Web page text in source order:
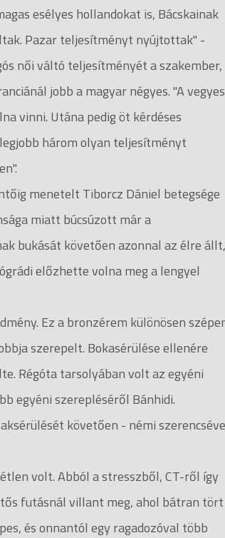
esélyes hollandokat is, Bácskainak
Pazar teljesítményt nyújtottak" -
női váltó teljesítményét a szakember,
jobb a magyar négyes. "A vegyes
vinni. Utána pedig öt kérdéses
három olyan teljesítményt
menetelt Tiborcz Dániel betegsége
miatt búcsúzott már a
bukását követően azonnal az élre állt,
előzhette volna meg a lengyel
Ez a bronzérem különösen
szerepelt. Bokasérülése ellenére
Régóta tarsolyában volt az egyéni
egyéni szerepléséről Bánhidi.
követően - némi
volt. Abból a stresszből, CT-ről így
futásnál villant meg, ahol bátran tört
és onnantól egy ragadozóval több